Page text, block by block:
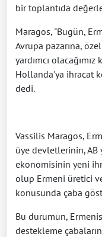
bir toplantıda
Maragos, "Bugün,
Avrupa pazarına,
yardımcı
Hollanda'ya ihracat
dedi.
Vassilis Maragos,
üye devletlerinin, AB
ekonomisinin yeni
olup Ermeni üretici
konusunda çaba
Bu durumun,
destekleme